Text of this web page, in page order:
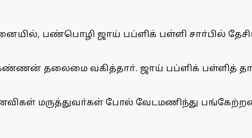
பண்பொழி ஜாய் பப்ளிக் பள்ளி சாா்பில்
கண்ணன் தலைமை வகித்தாா். ஜாய் பப்ளிக் பள்ளித்
மருத்துவா்கள் போல் வேடமணிந்து